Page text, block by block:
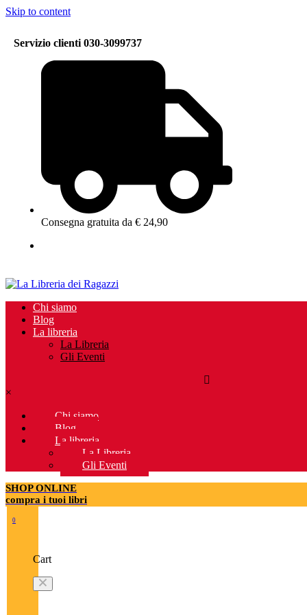
Skip to content
Servizio clienti 030-3099737
Consegna gratuita da € 24,90
Chi siamo
Blog
La libreria
La Libreria
Gli Eventi
×
Chi siamo
Blog
La libreria
La Libreria
Gli Eventi
SHOP ONLINE
compra i tuoi libri
0
Cart